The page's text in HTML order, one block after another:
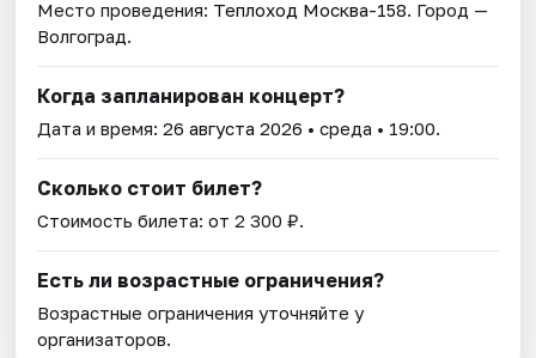
Место проведения: Теплоход Москва-158. Город —
Волгоград.
Когда запланирован концерт?
Дата и время:26 августа 2026 • среда • 19:00.
Сколько стоит билет?
Стоимость билета: от 2 300 ₽.
Есть ли возрастные ограничения?
Возрастные ограничения уточняйте у
организаторов.